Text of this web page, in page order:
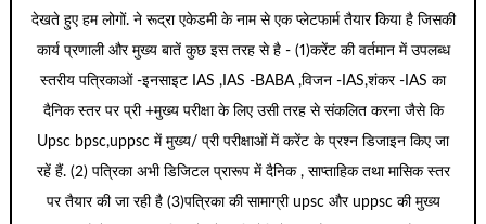
देखते हुए हम लोगों. ने रूद्रा एकेडमी के नाम से एक प्लेटफार्म तैयार किया है जिसकी
कार्य प्रणाली और मुख्य बातें कुछ इस तरह से है - (1)करेंट की वर्तमान में उपलब्ध
स्तरीय पत्रिकाओं -इनसाइट IAS ,IAS -BABA ,विजन -IAS,शंकर -IAS का
दैनिक स्तर पर प्री +मुख्य परीक्षा के लिए उसी तरह से संकलित करना जैसे कि
Upsc bpsc,uppsc में मुख्य/ प्री परीक्षाओं में करेंट के प्रश्न डिजाइन किए जा
रहें हैं. (2) पत्रिका अभी डिजिटल प्रारूप में दैनिक , साप्ताहिक तथा मासिक स्तर
पर तैयार की जा रही है (3)पत्रिका की सामाग्री upsc और uppsc की मुख्य